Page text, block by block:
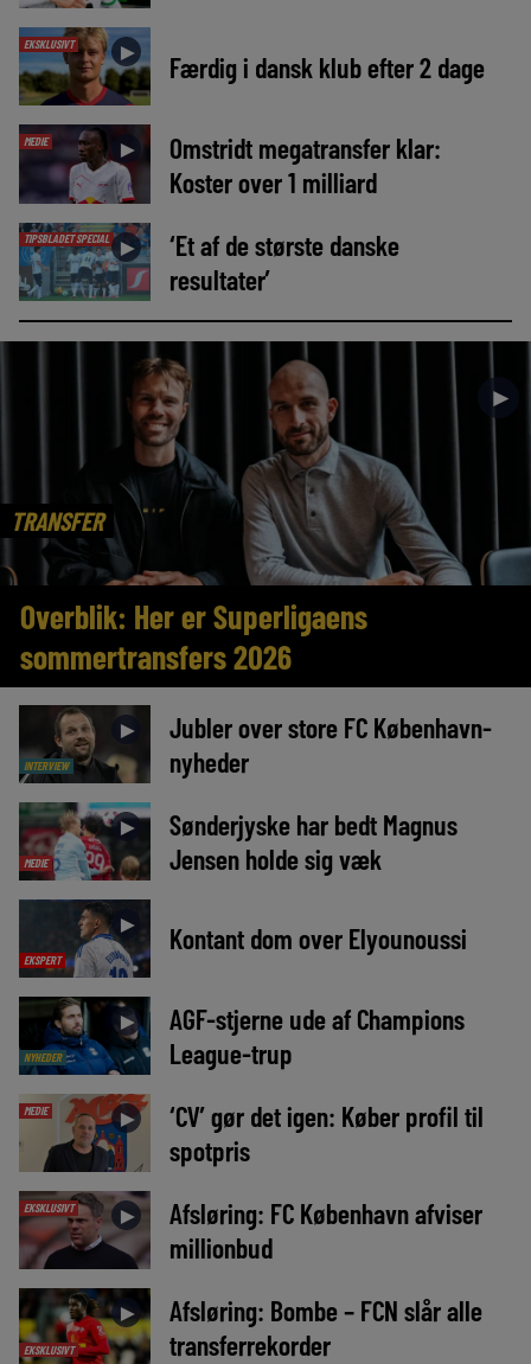
EKSKLUSIVT ► Færdig i dansk klub efter 2 dage
MEDIE ►
Omstridt megatransfer klar:
Koster over 1 milliard
TIPSBLADET SPECIAL ►
‘Et af de største danske
resultater’
TRANSFER
►
Overblik: Her er Superligaens
sommertransfers 2026
INTERVIEW
►
Jubler over store FC København-
nyheder
MEDIE
►
Sønderjyske har bedt Magnus
Jensen holde sig væk
EKSPERT
► Kontant dom over Elyounoussi
NYHEDER
►
AGF-stjerne ude af Champions
League-trup
MEDIE ►
‘CV’ gør det igen: Køber profil til
spotpris
EKSKLUSIVT ►
Afsløring: FC København afviser
millionbud
EKSKLUSIVT
►
Afsløring: Bombe – FCN slår alle
transferrekorder